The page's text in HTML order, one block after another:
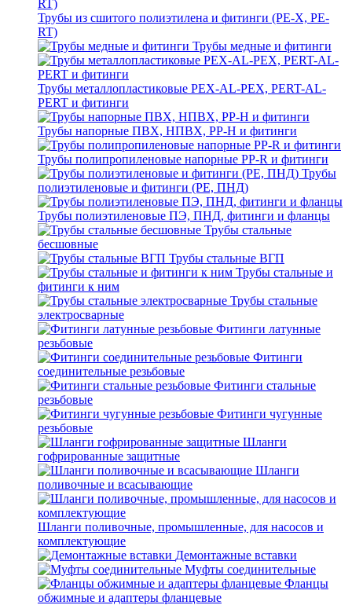
Трубы из сшитого полиэтилена и фитинги (PE-X, PE-
RT)
Трубы медные и фитинги
Трубы металлопластиковые PEX-AL-PEX, PERT-AL-
PERT и фитинги
Трубы напорные ПВХ, НПВХ, PP-H и фитинги
Трубы полипропиленовые напорные PP-R и фитинги
Трубы
полиэтиленовые и фитинги (PE, ПНД)
Трубы полиэтиленовые ПЭ, ПНД, фитинги и фланцы
Трубы стальные
бесшовные
Трубы стальные ВГП
Трубы стальные и
фитинги к ним
Трубы стальные
электросварные
Фитинги латунные
резьбовые
Фитинги
соединительные резьбовые
Фитинги стальные
резьбовые
Фитинги чугунные
резьбовые
Шланги
гофрированные защитные
Шланги
поливочные и всасывающие
Шланги поливочные, промышленные, для насосов и
комплектующие
Демонтажные вставки
Муфты соединительные
Фланцы
обжимные и адаптеры фланцевые